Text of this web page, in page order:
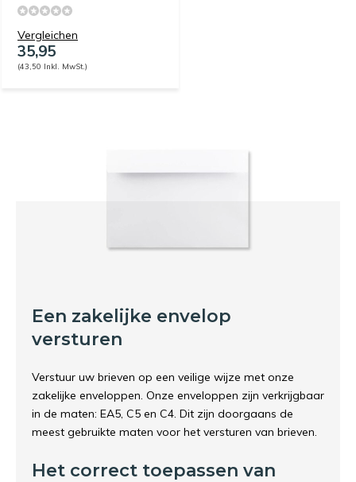
Vergleichen
35,95
(43,50 Inkl. MwSt.)
Een zakelijke envelop
versturen
Verstuur uw brieven op een veilige wijze met onze
zakelijke enveloppen. Onze enveloppen zijn verkrijgbaar
in de maten: EA5, C5 en C4. Dit zijn doorgaans de
meest gebruikte maten voor het versturen van brieven.
Het correct toepassen van